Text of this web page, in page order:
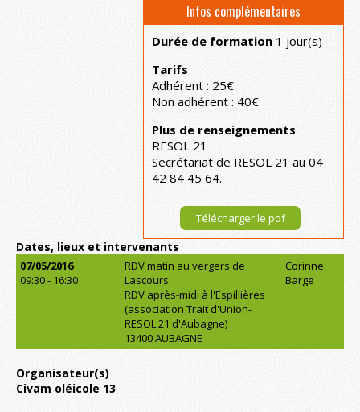
Infos complémentaires
Durée de formation 1 jour(s)
Tarifs
Adhérent : 25€
Non adhérent : 40€
Plus de renseignements
RESOL 21
Secrétariat de RESOL 21 au 04
42 84 45 64.
Télécharger le pdf
Dates, lieux et intervenants
07/05/2016
09:30 - 16:30
RDV matin au vergers de
Lascours
RDV après-midi à l'Espillières
(association Trait d'Union-
RESOL 21 d'Aubagne)
13400 AUBAGNE
Corinne
Barge
Organisateur(s)
Civam oléicole 13